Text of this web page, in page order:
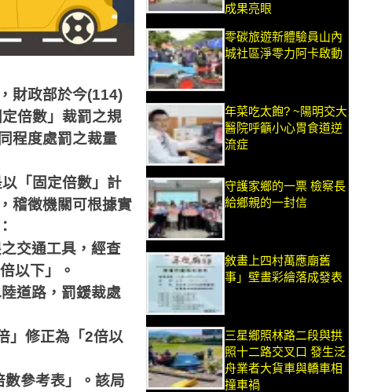
財政部於今(114)
倍數」裁罰之規
程度處罰之裁量
「固定倍數」計
稽徵機關可根據實
交通工具，經查
倍以下」。
道路，罰鍰裁處
」修正為「2倍以
參考表」。該局
成果亮眼
零碳旅遊新體驗員山內
城社區淨零力阿卡啟動
年菜吃太飽? ~陽明交大
醫院呼籲小心胃食道逆
流症
守護家鄉的一票 檢察長
給鄉親的一封信
敘畫上四村萬應廟舊
事」壁畫彩繪落成發表
三星鄉照林路二段與拱
照十二路交叉口 發生泛
舟業者大貨車與轎車相
撞車禍